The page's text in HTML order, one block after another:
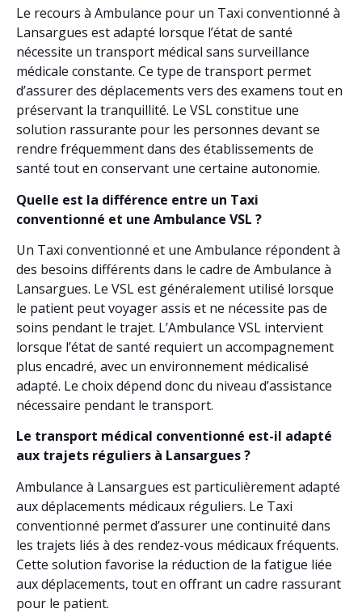
Le recours à Ambulance pour un Taxi conventionné à
Lansargues est adapté lorsque l’état de santé
nécessite un transport médical sans surveillance
médicale constante. Ce type de transport permet
d’assurer des déplacements vers des examens tout en
préservant la tranquillité. Le VSL constitue une
solution rassurante pour les personnes devant se
rendre fréquemment dans des établissements de
santé tout en conservant une certaine autonomie.
Quelle est la différence entre un Taxi
conventionné et une Ambulance VSL ?
Un Taxi conventionné et une Ambulance répondent à
des besoins différents dans le cadre de Ambulance à
Lansargues. Le VSL est généralement utilisé lorsque
le patient peut voyager assis et ne nécessite pas de
soins pendant le trajet. L’Ambulance VSL intervient
lorsque l’état de santé requiert un accompagnement
plus encadré, avec un environnement médicalisé
adapté. Le choix dépend donc du niveau d’assistance
nécessaire pendant le transport.
Le transport médical conventionné est-il adapté
aux trajets réguliers à Lansargues ?
Ambulance à Lansargues est particulièrement adapté
aux déplacements médicaux réguliers. Le Taxi
conventionné permet d’assurer une continuité dans
les trajets liés à des rendez-vous médicaux fréquents.
Cette solution favorise la réduction de la fatigue liée
aux déplacements, tout en offrant un cadre rassurant
pour le patient.